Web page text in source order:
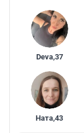
Deva,37
Ната,43